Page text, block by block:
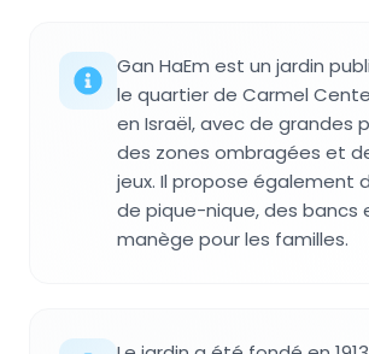
Gan HaEm est un jardin
le quartier de Carmel
en Israël, avec de grandes
des zones ombragées et
jeux. Il propose également
de pique-nique, des bancs
manège pour les familles.